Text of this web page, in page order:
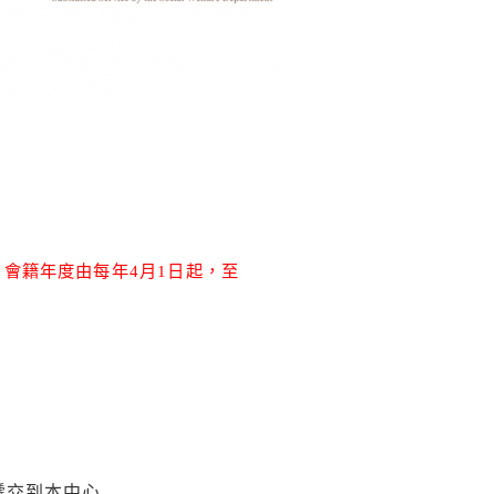
籍年度由每年4月1日起，至